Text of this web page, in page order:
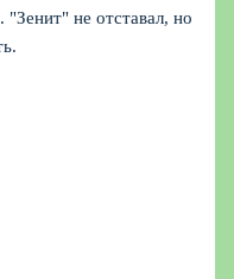
"Зенит" не отставал, но